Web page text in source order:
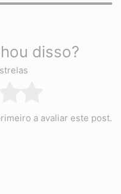
disso?
a avaliar este post.